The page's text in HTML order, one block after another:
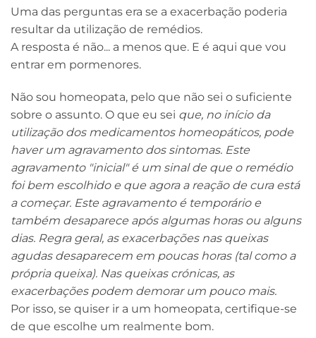
Uma das perguntas era se a exacerbação poderia
resultar da utilização de remédios.
A resposta é não... a menos que. E é aqui que vou
entrar em pormenores.
Não sou homeopata, pelo que não sei o suficiente
sobre o assunto. O que eu sei que, no início da
utilização dos medicamentos homeopáticos, pode
haver um agravamento dos sintomas. Este
agravamento "inicial" é um sinal de que o remédio
foi bem escolhido e que agora a reação de cura está
a começar. Este agravamento é temporário e
também desaparece após algumas horas ou alguns
dias. Regra geral, as exacerbações nas queixas
agudas desaparecem em poucas horas (tal como a
própria queixa). Nas queixas crónicas, as
exacerbações podem demorar um pouco mais.
Por isso, se quiser ir a um homeopata, certifique-se
de que escolhe um realmente bom.